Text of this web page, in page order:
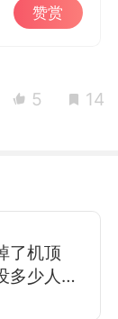
赞赏
5 14
了机顶
多少人看